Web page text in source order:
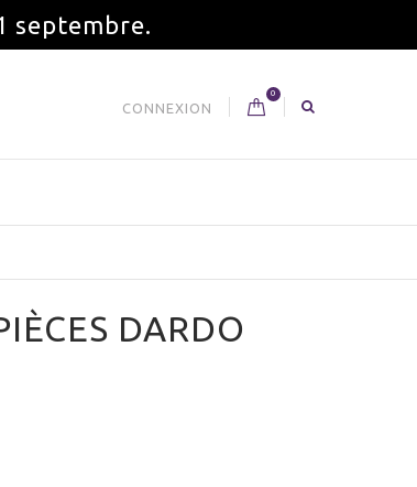
septembre.
0
CONNEXION
DARDO